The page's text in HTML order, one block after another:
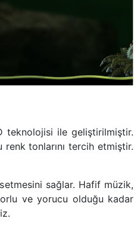
teknolojisi ile geliştirilmiştir.
tonlarını tercih etmiştir.
sağlar. Hafif müzik,
ve yorucu olduğu kadar